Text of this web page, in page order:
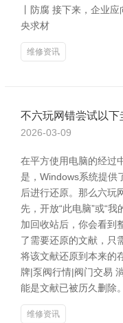
丨防腐 接下来，企业
央求材
维修资讯
不六玩网错尝试以
2026-03-09
在平方使用电脑的经过
是，Windows系统提供
后进行还原。那么六玩
先，开放“此电脑”或“
加回收站后，你会看到
了需要还原的文献，只
将该文献还原到本来的
牌|泵阀行情|阀门交易
能是文献已被历久删除
维修资讯